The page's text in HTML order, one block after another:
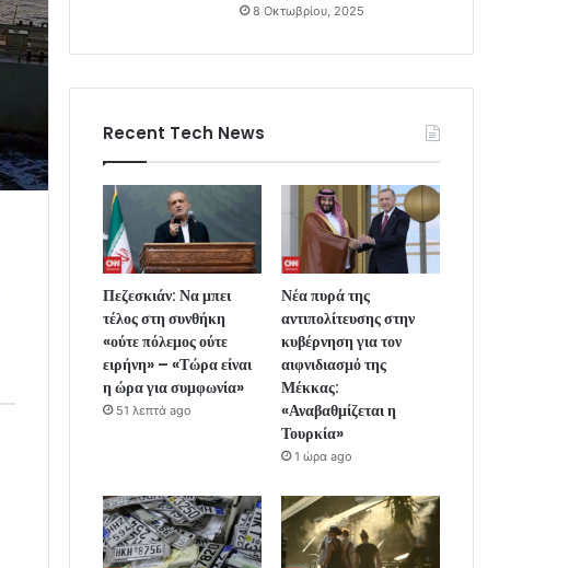
8 Οκτωβρίου, 2025
Recent Tech News
Πεζεσκιάν: Να μπει
τέλος στη συνθήκη
«ούτε πόλεμος ούτε
ειρήνη» – «Τώρα είναι
η ώρα για συμφωνία»
51 λεπτά ago
Νέα πυρά της
αντιπολίτευσης στην
κυβέρνηση για τον
αιφνιδιασμό της
Μέκκας:
«Αναβαθμίζεται η
Τουρκία»
1 ώρα ago